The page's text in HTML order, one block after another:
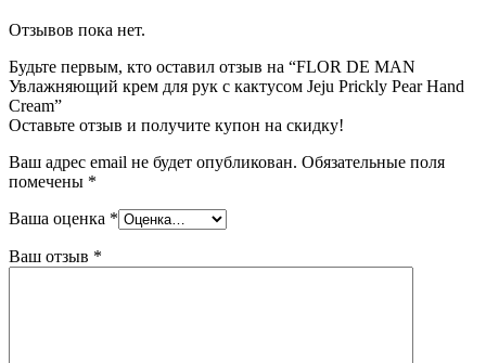
Отзывов пока нет.
Будьте первым, кто оставил отзыв на “FLOR DE MAN
Увлажняющий крем для рук с кактусом Jeju Prickly Pear Hand
Cream”
Оставьте отзыв и получите купон на скидку!
Ваш адрес email не будет опубликован. Обязательные поля
помечены *
Ваша оценка *
Ваш отзыв *